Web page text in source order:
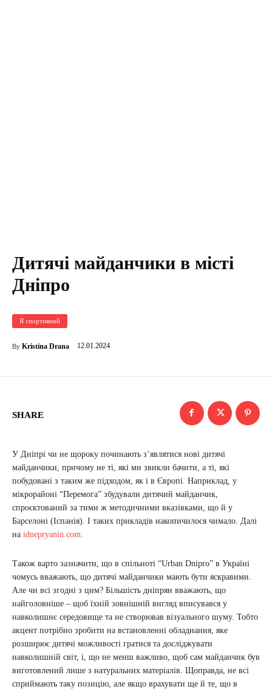
Дитячі майданчики в місті
Дніпро
Я спортивний
By Kristina Drana 12.01.2024
SHARE
У Дніпрі чи не щороку починають з’являтися нові дитячі
майданчики, причому не ті, які ми звикли бачити, а ті, які
побудовані з таким же підходом, як і в Європі. Наприклад, у
мікрорайоні “Перемога” збудували дитячий майданчик,
спроєктований за тими ж методичними вказівками, що й у
Барселоні (Іспанія). І таких прикладів накопичилося чимало. Далі
на idnepryanin.com
Також варто зазначити, що в спільноті “Urban Dnipro” в Україні
чомусь вважають, що дитячі майданчики мають бути яскравими.
Але чи всі згодні з цим? Більшість дніпрян вважають, що
найголовніше – щоб їхній зовнішній вигляд вписувався у
навколишнє середовище та не створював візуального шуму. Тобто
акцент потрібно зробити на встановленні обладнання, яке
розширює дитячі можливості гратися та досліджувати
навколишній світ, і, що не менш важливо, щоб сам майданчик був
виготовлений лише з натуральних матеріалів. Щоправда, не всі
сприймають таку позицію, але якщо врахувати ще й те, що в